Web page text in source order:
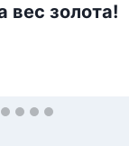
вес золота!